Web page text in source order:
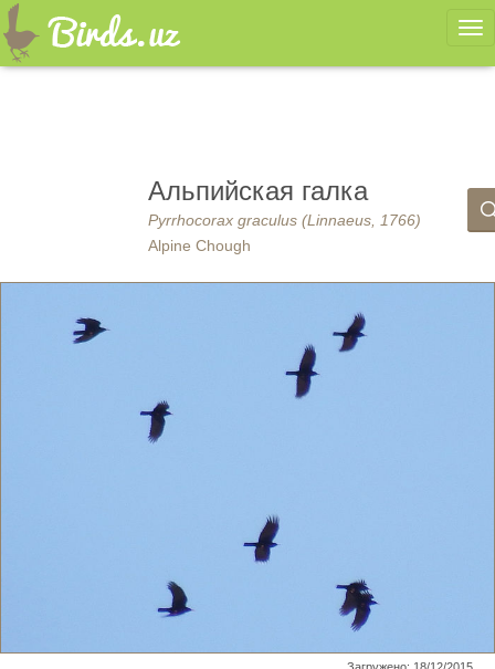
Альпийская галка
Pyrrhocorax graculus (Linnaeus, 1766)
Alpine Chough